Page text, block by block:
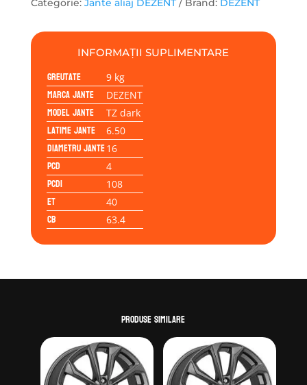
6.50x16
4/108/40/63,4INFORMAȚII SUPLIMENTARE
Greutate 9 kg
Marca jante DEZENT
Model jante TZ dark
Latime jante 6.50
Diametru jante16
PCD 4
PCD1 108
ET 40
CB 63.4
Produse similare